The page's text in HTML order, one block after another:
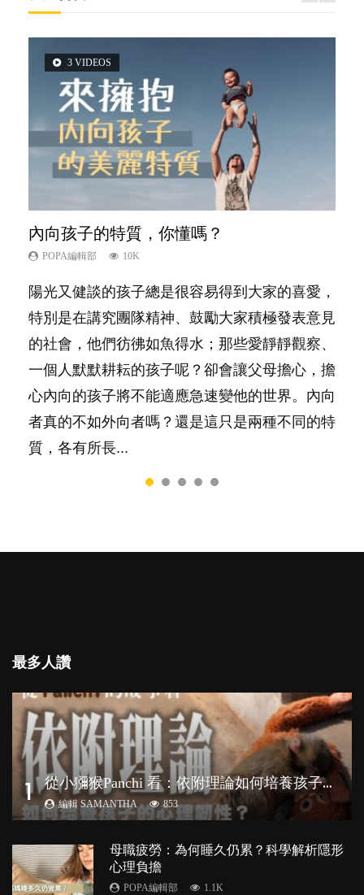
3 VIDEOS
內向孩子的特質，你懂嗎？
POPA編輯部 10K
陽光又健談的孩子總是很容易得到大家的喜愛，
特別是在講究團隊精神、鼓勵大家積極發表意見
的社會，他們彷彿如魚得水；那些愛靜靜觀察、
一個人默默耕耘的孩子呢？卻會讓父母擔心，擔
心內向的孩子將不能適應急速變他的世界。內向
者真的不如外向者嗎？還是這只是兩種不同的特
質，各有所長...
6 VIDEOS
愛孩子也別忘了愛自己，父母如何關顧自
己的身心靈？
照顧孩子衣食住行、陪同兒女應對功課測驗，還
要陪玩製造親子時間，尚要處理家中雜項要
務……當父母的，有千百個任務要做。可惜，有
一樣重要至極的，總被遺漏——關注自己的情緒
和心理健康。...
5 VIDEOS
夫妻必看！經營婚姻，沒捷徑
POPA編輯部 22.9K
你是不是也曾經以為只要跟相愛的人結婚，就自
然能走到白頭，但生了孩子卻發現事情不如你所
料？ 經營婚姻，不如我們想像的簡單，卻也不
是大家說得那麼難。一起來認識婚姻的真相！...
2 VIDEOS
想孩子學好外語，點做好？
POPA編輯部 9.9K
有人話學多種語言越早開始越好，有人卻說一時
間太多語言，會令孩子感到混淆，到底誰是誰
非？聽聽專家怎樣說，解開語言學習的迷思～...
14 VIDEOS
新手父母不用怕
POPA編輯部 16.3K
相信許多人初為人父母，由懷孕開始到孩子呱呱
落地，心中都有數之不盡的問題～這裡一次過集
合我們以往製作過的相關短片。 這段路讓我們
跟你同行～...
最多人讚
1 從
小獼猴Panchi 看：依附理論如何培養孩子心理韌性？
編輯 SAMANTHA 853
母職疲勞：為何睡久仍累？科學解析隱形
心理負擔
POPA編輯部 1.1K